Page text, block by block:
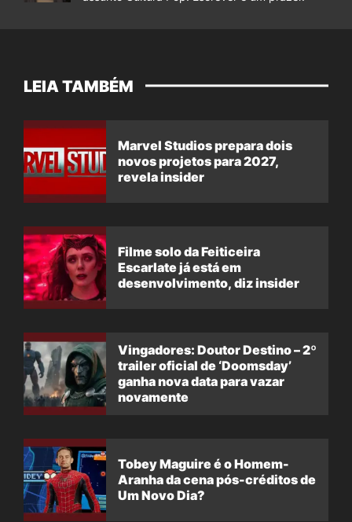
LEIA TAMBÉM
Marvel Studios prepara dois
novos projetos para 2027,
revela insider
Filme solo da Feiticeira
Escarlate já está em
desenvolvimento, diz insider
Vingadores: Doutor Destino – 2º
trailer oficial de ‘Doomsday’
ganha nova data para vazar
novamente
Tobey Maguire é o Homem-
Aranha da cena pós-créditos de
Um Novo Dia?